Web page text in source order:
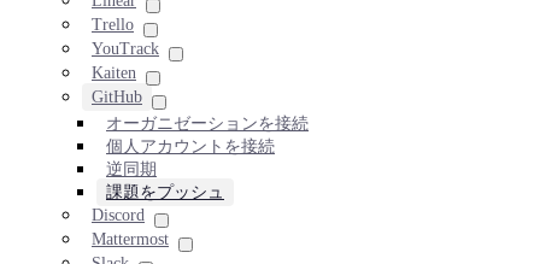
Trello
YouTrack
Kaiten
GitHub
オーガニゼーションを接続
個人アカウントを接続
逆同期
課題をプッシュ
Discord
Mattermost